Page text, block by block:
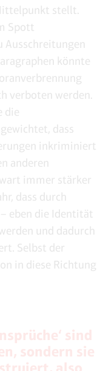
stellt.
Spott
Ausschreitungen
könnte
verboten werden.
die
dass
inkriminiert
anderen
immer stärker
dass durch
eben die Identität
und dadurch
Selbst der
in diese Richtung